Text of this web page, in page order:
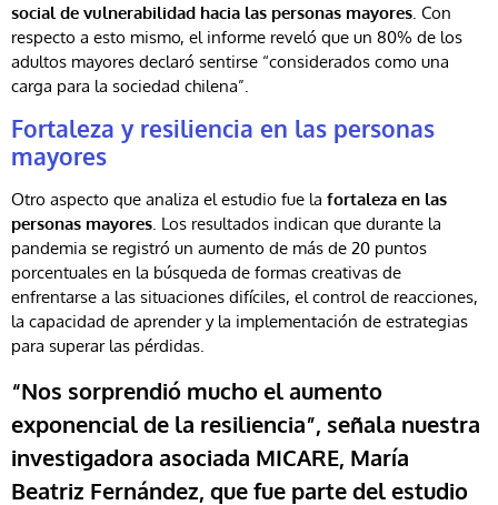
social de vulnerabilidad hacia las personas mayores . Con
respecto a esto mismo, el informe reveló que un 80% de los
adultos mayores declaró sentirse “considerados como una
carga para la sociedad chilena”.
Fortaleza y resiliencia en las personas
mayores
Otro aspecto que analiza el estudio fue la fortaleza en las
personas mayores. Los resultados indican que durante la
pandemia se registró un aumento de más de 20 puntos
porcentuales en la búsqueda de formas creativas de
enfrentarse a las situaciones difíciles, el control de reacciones,
la capacidad de aprender y la implementación de estrategias
para superar las pérdidas.
“Nos sorprendió mucho el aumento
exponencial de la resiliencia”, señala nuestra
investigadora asociada MICARE, María
Beatriz Fernández, que fue parte del estudio